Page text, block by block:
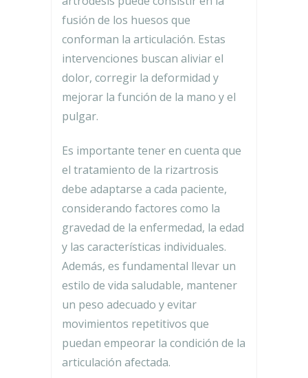
fusión de los huesos que
conforman la articulación. Estas
intervenciones buscan aliviar el
dolor, corregir la deformidad y
mejorar la función de la mano y el
pulgar.
Es importante tener en cuenta que
el tratamiento de la rizartrosis
debe adaptarse a cada paciente,
considerando factores como la
gravedad de la enfermedad, la edad
y las características individuales.
Además, es fundamental llevar un
estilo de vida saludable, mantener
un peso adecuado y evitar
movimientos repetitivos que
puedan empeorar la condición de la
articulación afectada.